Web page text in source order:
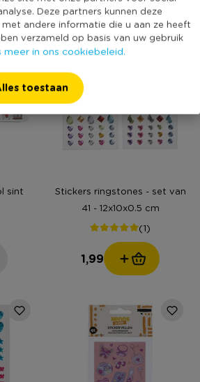
Deze partners kunnen deze
andere informatie die u aan ze heeft
verzameld op basis van uw gebruik
meer in ons cookiebeleid.
toestaan
0,79
sint
Stickers ringstones - set van
41 - 12x10x0.5 cm
(1)
1,99